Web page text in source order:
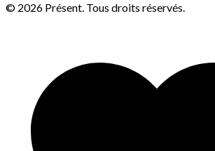
© 2026 Présent. Tous droits réservés.